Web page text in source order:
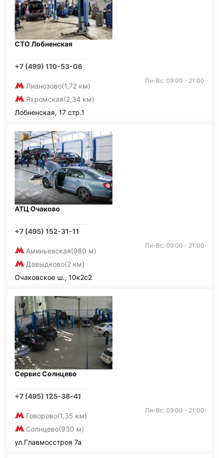
СТО Лобненская
+7 (499) 110-53-06
Лианозово(1,72 км)
Яхромская(2,34 км)
Пн-Вс: 09:00 - 21:00
Лобненская, 17 стр.1
АТЦ Очаково
+7 (495) 152-31-11
Аминьевская(980 м)
Давыдково(2 км)
Пн-Вс: 09:00 - 21:00
Очаковское ш., 10к2с2
Сервис Солнцево
+7 (495) 125-38-41
Говорово(1,35 км)
Солнцево(930 м)
Пн-Вс: 09:00 - 21:00
ул.Главмосстроя 7а